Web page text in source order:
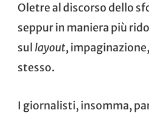
Oletre al discorso dello
seppur in maniera più
sul layout, impaginazione,
stesso.
I giornalisti, insomma,